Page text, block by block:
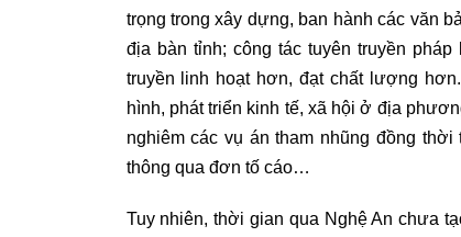
trọng trong xây dựng, ban hành các văn
địa bàn tỉnh; công tác tuyên truyền
truyền linh hoạt hơn, đạt chất lượng
hình, phát triển kinh tế, xã hội ở địa
nghiêm các vụ án tham nhũng đồng
thông qua đơn tố cáo…
Tuy nhiên, thời gian qua Nghệ An chưa